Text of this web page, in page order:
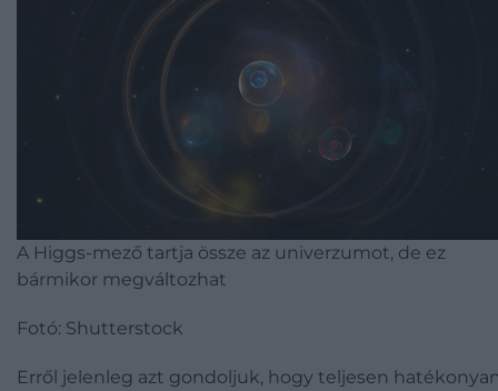
A Higgs-mező tartja össze az univerzumot, de ez
bármikor megváltozhat
Fotó: Shutterstock
Erről jelenleg azt gondoljuk, hogy teljesen